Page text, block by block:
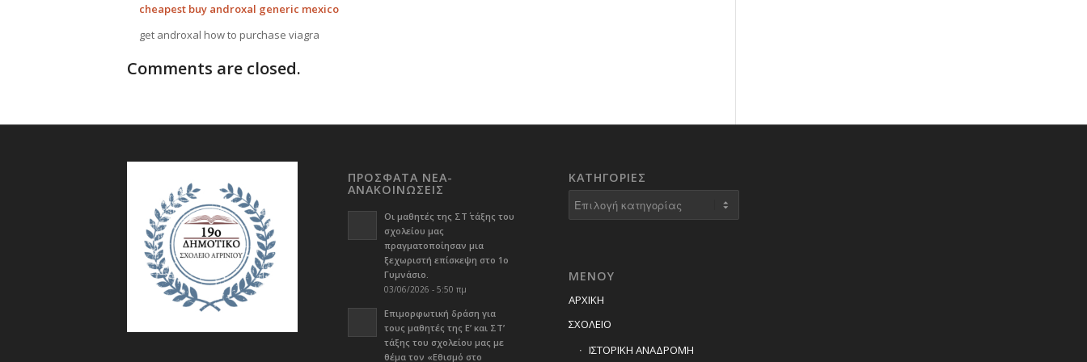
cheapest buy androxal generic mexico
get androxal how to purchase viagra
Comments are closed.
ΠΡΟΣΦΑΤΑ ΝΕΑ-
ΑΝΑΚΟΙΝΩΣΕΙΣ
Οι μαθητές της ΣΤ΄ τάξης του
σχολείου μας
πραγματοποίησαν μια
ξεχωριστή επίσκεψη στο 1ο
Γυμνάσιο.
03/06/2026 - 5:50 πμ
Επιμορφωτική δράση για
τους μαθητές της Ε’ και ΣΤ’
τάξης του σχολείου μας με
θέμα τον «Εθισμό στο
KΑΤΗΓΟΡΊΕΣ
ΜΕΝΟΥ
ΑΡΧΙΚΗ
ΣΧΟΛΕΙΟ
ΙΣΤΟΡΙΚΗ ΑΝΑΔΡΟΜΗ